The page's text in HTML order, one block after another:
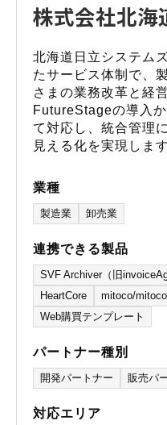
株式会社北海
北海道日立システム
たサービス体制で、
さまの業務改革と経
FutureStageの導入
て対応し、統合管理
見える化を実現します
業種
製造業 卸売業
連携できる製品
SVF Archiver（旧
HeartCore
mitoco/
Web購買テンプレート
パートナー種別
開発パートナー 販売パ
対応エリア